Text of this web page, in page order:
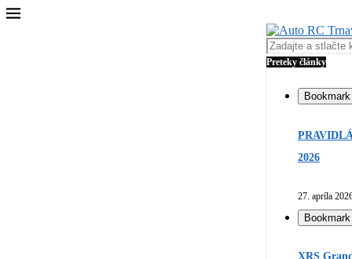
Preteky články
Bookmark
2026
27. apríla
Bookmark
XRS